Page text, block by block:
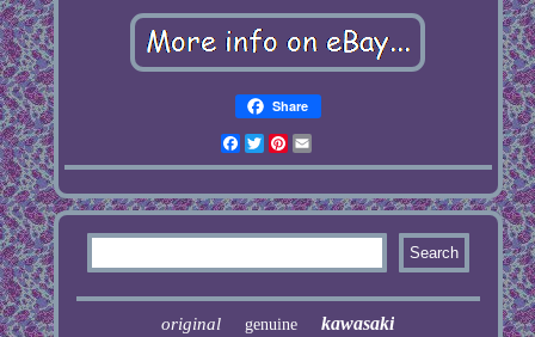
Share
Facebook
TwitterPinterest
original genuine kawasaki